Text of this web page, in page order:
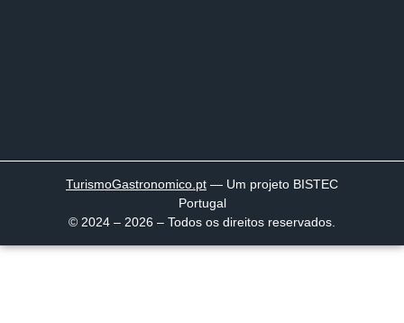
TurismoGastronomico .pt — Um projeto BISTEC
Portugal
© 2024 – 2026 – Todos os direitos reservados.